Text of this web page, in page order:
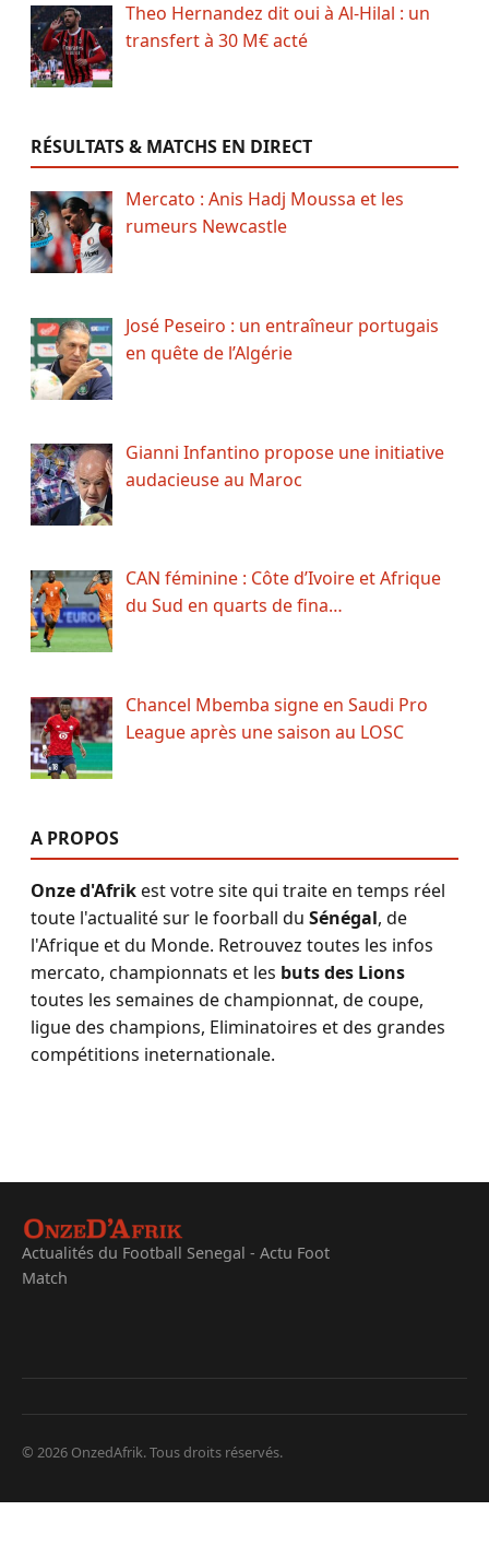
Theo Hernandez dit oui à Al-Hilal : un
transfert à 30 M€ acté
RÉSULTATS & MATCHS EN DIRECT
Mercato : Anis Hadj Moussa et les
rumeurs Newcastle
José Peseiro : un entraîneur portugais
en quête de l’Algérie
Gianni Infantino propose une initiative
audacieuse au Maroc
CAN féminine : Côte d’Ivoire et Afrique
du Sud en quarts de fina…
Chancel Mbemba signe en Saudi Pro
League après une saison au LOSC
A PROPOS
Onze d'Afrikest votre site qui traite en temps réel
toute l'actualité sur le foorball du Sénégal, de
l'Afrique et du Monde. Retrouvez toutes les infos
mercato, championnats et les buts des Lions
toutes les semaines de championnat, de coupe,
ligue des champions, Eliminatoires et des grandes
compétitions ineternationale.
Actualités du Football Senegal - Actu Foot
Match
© 2026 OnzedAfrik. Tous droits réservés.